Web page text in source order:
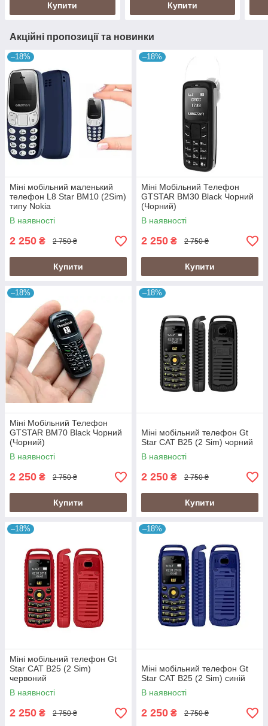
Купити Купити
Акційні пропозиції та новинки
–18%
Міні мобільний маленький
телефон L8 Star BM10 (2Sim)
типу Nokia
В наявності
2 250 ₴ 2 750 ₴
Купити
–18%
Міні Мобільний Телефон
GTSTAR BM30 Black Чорний
(Чорний)
В наявності
2 250 ₴ 2 750 ₴
Купити
–18%
Міні Мобільний Телефон
GTSTAR BM70 Black Чорний
(Чорний)
В наявності
2 250 ₴ 2 750 ₴
Купити
–18%
Міні мобільний телефон Gt
Star CAT B25 (2 Sim) чорний
В наявності
2 250 ₴ 2 750 ₴
Купити
–18%
Міні мобільний телефон Gt
Star CAT B25 (2 Sim)
червоний
В наявності
2 250 ₴ 2 750 ₴
–18%
Міні мобільний телефон Gt
Star CAT B25 (2 Sim) синій
В наявності
2 250 ₴ 2 750 ₴